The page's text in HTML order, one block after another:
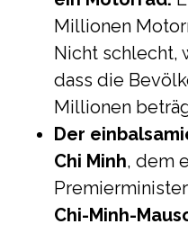
Millionen
Nicht schlecht,
dass die
Millionen
Der
Chi Minh, dem
Chi-Minh-